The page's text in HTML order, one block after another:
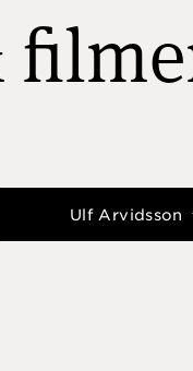
Ulf Arvidsson